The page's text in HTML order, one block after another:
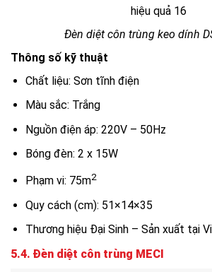
hiệu quả 16
Đèn diệt côn trùng keo dính
Thông số kỹ thuật
Chất liệu: Sơn tĩnh điện
Màu sắc: Trắng
Nguồn điện áp: 220V – 50Hz
Bóng đèn: 2 x 15W
Phạm vi: 75m2
Quy cách (cm): 51×14×35
Thương hiệu Đại Sinh – Sản xuất tại
5.4. Đèn diệt côn trùng MECI